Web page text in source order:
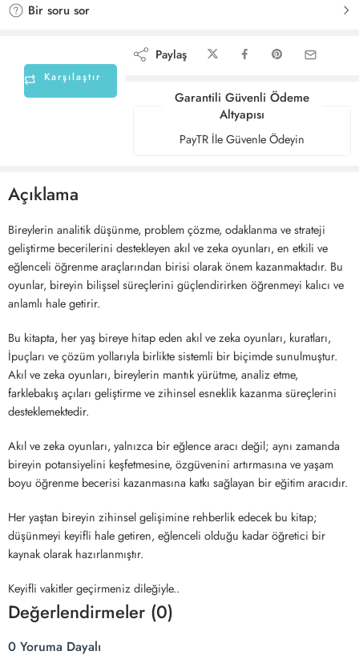
Bir soru sor
Karşılaştır
Paylaş
Garantili Güvenli Ödeme
Altyapısı
PayTR İle Güvenle Ödeyin
Açıklama
Bireylerin analitik düşünme, problem çözme, odaklanma ve strateji
geliştirme becerilerini destekleyen akıl ve zeka oyunları, en etkili ve
eğlenceli öğrenme araçlarından birisi olarak önem kazanmaktadır. Bu
oyunlar, bireyin bilişsel süreçlerini güçlendirirken öğrenmeyi kalıcı ve
anlamlı hale getirir.
Bu kitapta, her yaş bireye hitap eden akıl ve zeka oyunları, kuratları,
İpuçları ve çözüm yollarıyla birlikte sistemli bir biçimde sunulmuştur.
Akıl ve zeka oyunları, bireylerin mantık yürütme, analiz etme,
farklebakış açıları geliştirme ve zihinsel esneklik kazanma süreçlerini
desteklemektedir.
Akıl ve zeka oyunları, yalnızca bir eğlence aracı değil; aynı zamanda
bireyin potansiyelini keşfetmesine, özgüvenini artırmasına ve yaşam
boyu öğrenme becerisi kazanmasına katkı sağlayan bir eğitim aracıdır.
Her yaştan bireyin zihinsel gelişimine rehberlik edecek bu kitap;
düşünmeyi keyifli hale getiren, eğlenceli olduğu kadar öğretici bir
kaynak olarak hazırlanmıştır.
Keyifli vakitler geçirmeniz dileğiyle..
Değerlendirmeler (0)
0 Yoruma Dayalı